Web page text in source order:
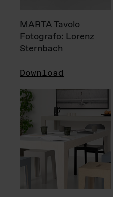
MARTA Tavolo
Fotografo: Lorenz
Sternbach
Download